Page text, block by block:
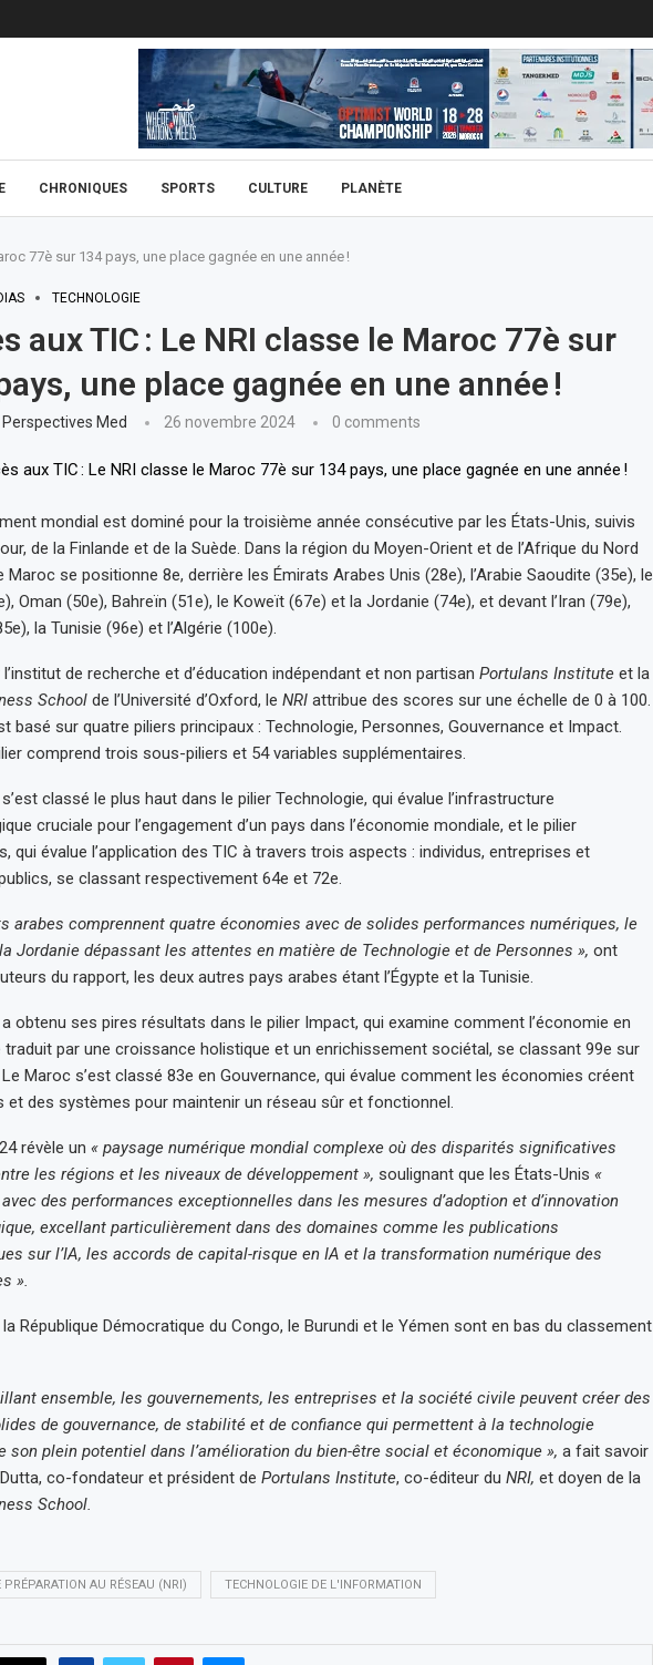
CHRONIQUES SPORTS CULTURE PLANÈTE
77è sur 134 pays, une place gagnée en une année !
TECHNOLOGIE
aux TIC : Le NRI classe le Maroc 77è sur
une place gagnée en une année !
Perspectives Med 26 novembre 2024 0 comments
mondial est dominé pour la troisième année consécutive par les États-Unis, suivis
de la Finlande et de la Suède. Dans la région du Moyen-Orient et de l’Afrique du Nord
Maroc se positionne 8e, derrière les Émirats Arabes Unis (28e), l’Arabie Saoudite (35e), le
Oman (50e), Bahreïn (51e), le Koweït (67e) et la Jordanie (74e), et devant l’Iran (79e),
la Tunisie (96e) et l’Algérie (100e).
l’institut de recherche et d’éducation indépendant et non partisan Portulans Instituteet la
Schoolde l’Université d’Oxford, le NRI attribue des scores sur une échelle de 0 à 100.
basé sur quatre piliers principaux : Technologie, Personnes, Gouvernance et Impact.
comprend trois sous-piliers et 54 variables supplémentaires.
classé le plus haut dans le pilier Technologie, qui évalue l’infrastructure
cruciale pour l’engagement d’un pays dans l’économie mondiale, et le pilier
qui évalue l’application des TIC à travers trois aspects : individus, entreprises et
se classant respectivement 64e et 72e.
arabes comprennent quatre économies avec de solides performances numériques, le
Jordanie dépassant les attentes en matière de Technologie et de Personnes », ont
du rapport, les deux autres pays arabes étant l’Égypte et la Tunisie.
obtenu ses pires résultats dans le pilier Impact, qui examine comment l’économie en
traduit par une croissance holistique et un enrichissement sociétal, se classant 99e sur
Le Maroc s’est classé 83e en Gouvernance, qui évalue comment les économies créent
et des systèmes pour maintenir un réseau sûr et fonctionnel.
révèle un « paysage numérique mondial complexe où des disparités significatives
les régions et les niveaux de développement », soulignant que les États-Unis «
des performances exceptionnelles dans les mesures d’adoption et d’innovation
excellant particulièrement dans des domaines comme les publications
sur l’IA, les accords de capital-risque en IA et la transformation numérique des
».
la République Démocratique du Congo, le Burundi et le Yémen sont en bas du classement
ensemble, les gouvernements, les entreprises et la société civile peuvent créer des
de gouvernance, de stabilité et de confiance qui permettent à la technologie
son plein potentiel dans l’amélioration du bien-être social et économique », a fait savoir
co-fondateur et président de Portulans Institute, co-éditeur du NRI, et doyen de la
School.
PRÉPARATION AU RÉSEAU (NRI) TECHNOLOGIE DE L'INFORMATION